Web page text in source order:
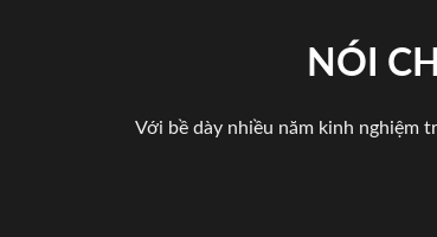
NÓI
Với bề dày nhiều năm kinh nghiệm